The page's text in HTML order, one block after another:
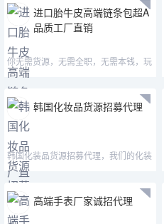
进口胎牛皮高端链条包超A
品质工厂直销
你无需货源，无需全职，无需本钱，玩
玩手机的功夫就能高效的
韩国化妆品货源招募代理
韩国化装品货源招募代理，我们的化装
品都是正品，货源都是
高端手表厂家诚招代理